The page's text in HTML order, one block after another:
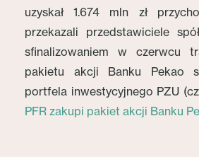
uzyskał 1.674 mln zł
przekazali przedstawiciele
sfinalizowaniem w czerwcu
pakietu akcji Banku Pekao
portfela inwestycyjnego PZU
PFR zakupi pakiet akcji Banku